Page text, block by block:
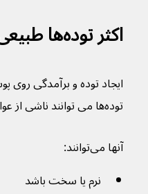
اکثر توده‌ها طبیعی هستند
ایجاد توده و برآمدگی
توده‌ها می توانند ناشی از عوامل زیادی باشند.
آنها می‌توانند:
نرم یا سخت باشد